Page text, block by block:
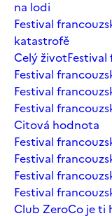
na lodi
Festival
katastrofě
Celý život
Festival
Festival
Festival
Citová hodnota
Festival
Festival
Festival
Festival
Club ZeroCo je ti